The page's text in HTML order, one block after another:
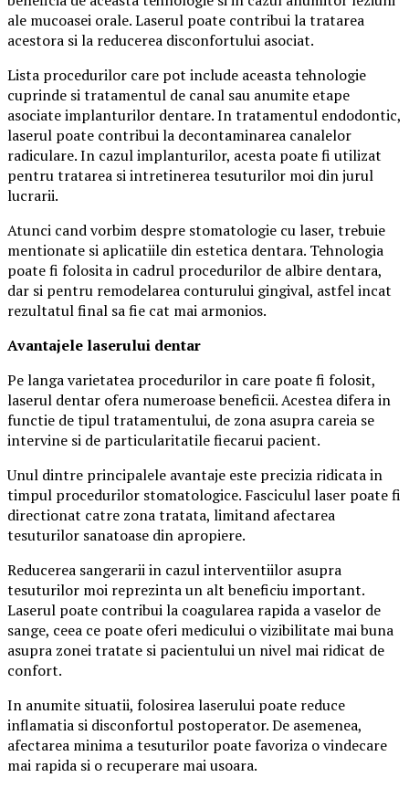
ale mucoasei orale. Laserul poate contribui la tratarea
acestora si la reducerea disconfortului asociat.
Lista procedurilor care pot include aceasta tehnologie
cuprinde si tratamentul de canal sau anumite etape
asociate implanturilor dentare. In tratamentul endodontic,
laserul poate contribui la decontaminarea canalelor
radiculare. In cazul implanturilor, acesta poate fi utilizat
pentru tratarea si intretinerea tesuturilor moi din jurul
lucrarii.
Atunci cand vorbim despre stomatologie cu laser, trebuie
mentionate si aplicatiile din estetica dentara. Tehnologia
poate fi folosita in cadrul procedurilor de albire dentara,
dar si pentru remodelarea conturului gingival, astfel incat
rezultatul final sa fie cat mai armonios.
Avantajele laserului dentar
Pe langa varietatea procedurilor in care poate fi folosit,
laserul dentar ofera numeroase beneficii. Acestea difera in
functie de tipul tratamentului, de zona asupra careia se
intervine si de particularitatile fiecarui pacient.
Unul dintre principalele avantaje este precizia ridicata in
timpul procedurilor stomatologice. Fasciculul laser poate fi
directionat catre zona tratata, limitand afectarea
tesuturilor sanatoase din apropiere.
Reducerea sangerarii in cazul interventiilor asupra
tesuturilor moi reprezinta un alt beneficiu important.
Laserul poate contribui la coagularea rapida a vaselor de
sange, ceea ce poate oferi medicului o vizibilitate mai buna
asupra zonei tratate si pacientului un nivel mai ridicat de
confort.
In anumite situatii, folosirea laserului poate reduce
inflamatia si disconfortul postoperator. De asemenea,
afectarea minima a tesuturilor poate favoriza o vindecare
mai rapida si o recuperare mai usoara.